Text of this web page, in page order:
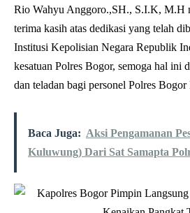
Rio Wahyu Anggoro.,SH., S.I.K, M.H
terima kasih atas dedikasi yang telah
Institusi Kepolisian Negara Republik
kesatuan Polres Bogor, semoga hal ini
dan teladan bagi personel Polres Bogor
Baca Juga: Aksi Pengamanan
Kuluwung) Dari Sat Samapta